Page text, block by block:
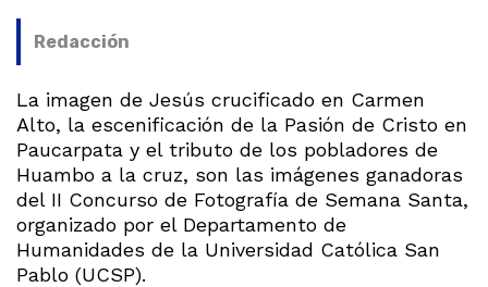
Redacción
La imagen de Jesús crucificado en Carmen
Alto, la escenificación de la Pasión de Cristo en
Paucarpata y el tributo de los pobladores de
Huambo a la cruz, son las imágenes ganadoras
del II Concurso de Fotografía de Semana Santa,
organizado por el Departamento de
Humanidades de la Universidad Católica San
Pablo (UCSP).